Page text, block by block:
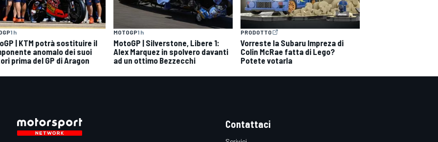
1 h
| KTM potrà sostituire il
anomalo dei suoi
prima del GP di Aragon
MOTOGP1 h
MotoGP | Silverstone, Libere 1:
Alex Marquez in spolvero davanti
ad un ottimo Bezzecchi
PRODOTTO
Vorreste la Subaru Impreza di
Colin McRae fatta di Lego?
Potete votarla
Contattaci